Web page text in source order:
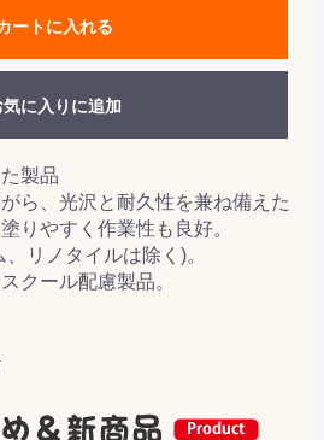
ートに入れる
気に入りに追加
製品
ら、光沢と耐久性を兼ね備えた
りやすく作業性も良好。
リノタイルは除く)。
クール配慮製品。